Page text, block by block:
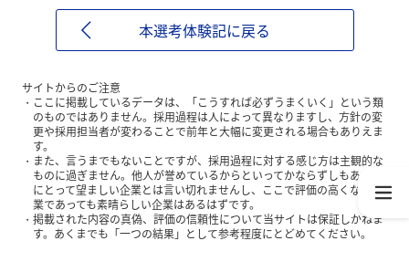
本選考体験記に戻る
サイトからのご注意
ここに掲載しているデータは、「こうすれば必ずうまくいく」という類
のものではありません。採用過程は人によって異なりますし、方針の変
更や採用担当者が変わることで前年と大幅に変更される場合もありえま
す。
また、言うまでもないことですが、採用過程に対する感じ方は主観的な
ものに過ぎません。他人が誉めているからといってかならずしもあなた
にとって望ましい企業とは言い切れませんし、ここで評価の高くない企
業であっても素晴らしい企業はあるはずです。
掲載された内容の真偽、評価の信頼性について当サイトは保証しかねま
す。あくまでも「一つの結果」として参考程度にとどめてください。